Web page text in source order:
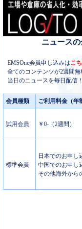
ニュース
EMSOne会員申し込みはこ
全てのコンテンツが2週間
当日のニュースを毎日配信
会員種類 ご利用料金（年
試用会員 ￥0-（2週間）
標準会員
日本でのお申し
中国でのお申し
その他海外から